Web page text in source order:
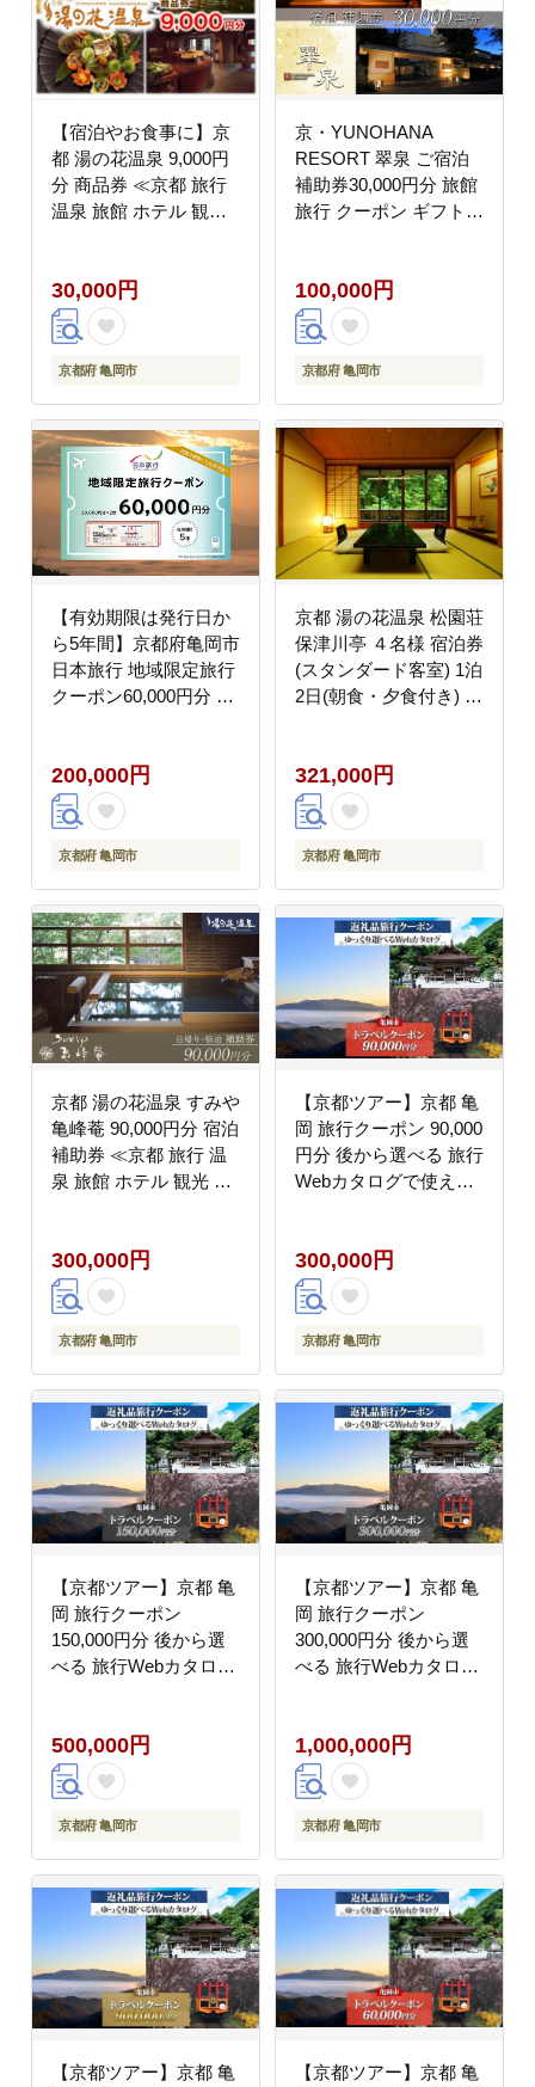
【宿泊やお食事に】京
都 湯の花温泉 9,000円
分 商品券 ≪京都 旅行
温泉 旅館 ホテル 観光
30,000円
京都府 亀岡市
京・YUNOHANA
RESORT 翠泉 ご宿泊
補助券30,000円分 旅館
旅行 クーポン ギフト
100,000円
京都府 亀岡市
【有効期限は発行日か
ら5年間】京都府亀岡市
日本旅行 地域限定旅行
クーポン60,000円分 交
チケット ホテル 観光
おすすめ
200,000円
京都府 亀岡市
京都 湯の花温泉 松園荘
保津川亭 ４名様 宿泊券
(スタンダード客室) 1泊
2日(朝食・夕食付き) ≪
ケット クーポン 旅行券
≫
321,000円
京都府 亀岡市
京都 湯の花温泉 すみや
亀峰菴 90,000円分 宿泊
補助券 ≪京都 旅行 温
泉 旅館 ホテル 観光 ト
300,000円
京都府 亀岡市
【京都ツアー】京都 亀
岡 旅行クーポン 90,000
円分 後から選べる 旅行
Webカタログで使える!
ト 宿 旅館 ホテル 老舗
予約 トラベル 旅行券
宿泊券
300,000円
京都府 亀岡市
【京都ツアー】京都 亀
岡 旅行クーポン
150,000円分 後から選
べる 旅行Webカタログ
家族 ギフト 宿 旅館 ホ
テル 老舗 予約 トラベ
ル 旅行券 宿泊券
500,000円
京都府 亀岡市
【京都ツアー】京都 亀
岡 旅行クーポン
300,000円分 後から選
べる 旅行Webカタログ
家族 ギフト 宿 旅館 ホ
テル 老舗 予約 トラベ
ル 旅行券 宿泊券
1,000,000円
京都府 亀岡市
【京都ツアー】京都 亀
【京都ツアー】京都 亀